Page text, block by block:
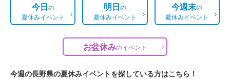
今日の
夏休みイベント
明日の
夏休みイベント
今週末の
夏休みイベント
お盆休みのイベント
今週の長野県の夏休みイベントを探している方はこちら！